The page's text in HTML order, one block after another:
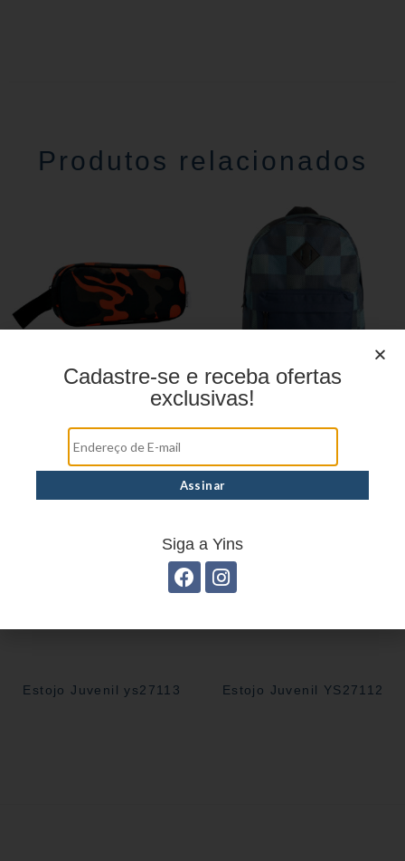
Produtos relacionados
YS29134
Estojo Juvenil ys27113 Estojo Juvenil YS27112
Cadastre-se e receba ofertas
exclusivas!
Siga a Yins